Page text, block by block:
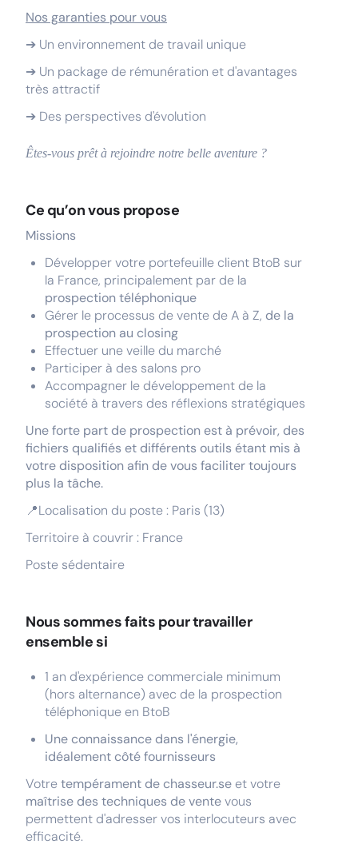
Nos garanties pour vous
➔ Un environnement de travail unique
➔ Un package de rémunération et d'avantages
très attractif
➔ Des perspectives d'évolution
Êtes-vous prêt à rejoindre notre belle aventure ?
Ce qu’on vous propose
Missions
Développer votre portefeuille client BtoB sur
la France, principalement par de la
prospection téléphonique
Gérer le processus de vente de A à Z, de la
prospection au closing
Effectuer une veille du marché
Participer à des salons pro
Accompagner le développement de la
société à travers des réflexions stratégiques
Une forte part de prospection est à prévoir, des
fichiers qualifiés et différents outils étant mis à
votre disposition afin de vous faciliter toujours
plus la tâche.
📍Localisation du poste : Paris (13)
Territoire à couvrir : France
Poste sédentaire
Nous sommes faits pour travailler
ensemble si
1 an d'expérience commerciale minimum
(hors alternance) avec de la prospection
téléphonique en BtoB
Une connaissance dans l'énergie,
idéalement côté fournisseurs
Votretempérament de chasseur.se et votre
maîtrise des techniques de ventevous
permettent d'adresser vos interlocuteurs avec
efficacité.